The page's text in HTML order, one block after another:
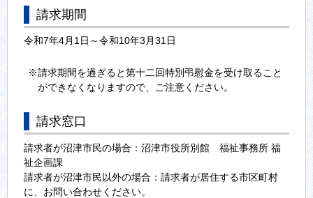
請求期間
令和7年4月1日～令和10年3月31日
※請求期間を過ぎると第十二回特別弔慰金を受け取ること
ができなくなりますので、ご注意ください。
請求窓口
請求者が沼津市民の場合：沼津市役所別館 福祉事務所 福
祉企画課
請求者が沼津市民以外の場合：請求者が居住する市区町村
に、お問い合わせください。